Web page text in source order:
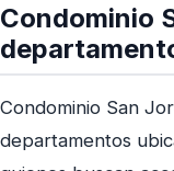
Condominio
Condominio San
departamentos